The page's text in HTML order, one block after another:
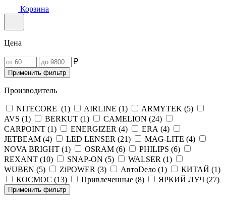
Корзина
Цена
₽
Применить фильтр
Производитель
NITECORE (1) AIRLINE (1) ARMYTEK (5)
AVS (1) BERKUT (1) CAMELION (24)
CARPOINT (1) ENERGIZER (4) ERA (4)
JETBEAM (4) LED LENSER (21) MAG-LITE (4)
NOVA BRIGHT (1) OSRAM (6) PHILIPS (6)
REXANT (10) SNAP-ON (5) WALSER (1)
WUBEN (5) ZiPOWER (3) АвтоDело (1) КИТАЙ (1)
КОСМОС (13) Привлеченные (8) ЯРКИЙ ЛУЧ (27)
Применить фильтр